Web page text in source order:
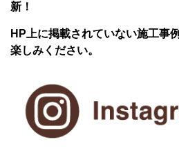
新！
HP上に掲載されていない施工事
楽しみください。